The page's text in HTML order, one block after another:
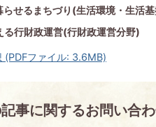
らせるまちづり(生活環境・生活
行財政運営(行財政運営分野)
(PDFファイル: 3.6MB)
事に関するお問い合